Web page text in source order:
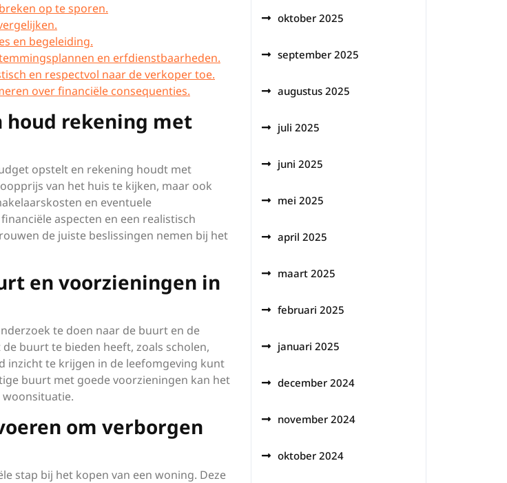
op te sporen.
en begeleiding.
en erfdienstbaarheden.
en respectvol naar de verkoper toe.
over financiële consequenties.
houd rekening met
opstelt en rekening houdt met
van het huis te kijken, maar ook
en eventuele
aspecten en een realistisch
de juiste beslissingen nemen bij het
en voorzieningen in
te doen naar de buurt en de
buurt te bieden heeft, zoals scholen,
inzicht te krijgen in de leefomgeving kunt
buurt met goede voorzieningen kan het
om verborgen
stap bij het kopen van een woning. Deze
oktober 2025
september 2025
augustus 2025
juli 2025
juni 2025
mei 2025
april 2025
maart 2025
februari 2025
januari 2025
december 2024
november 2024
oktober 2024